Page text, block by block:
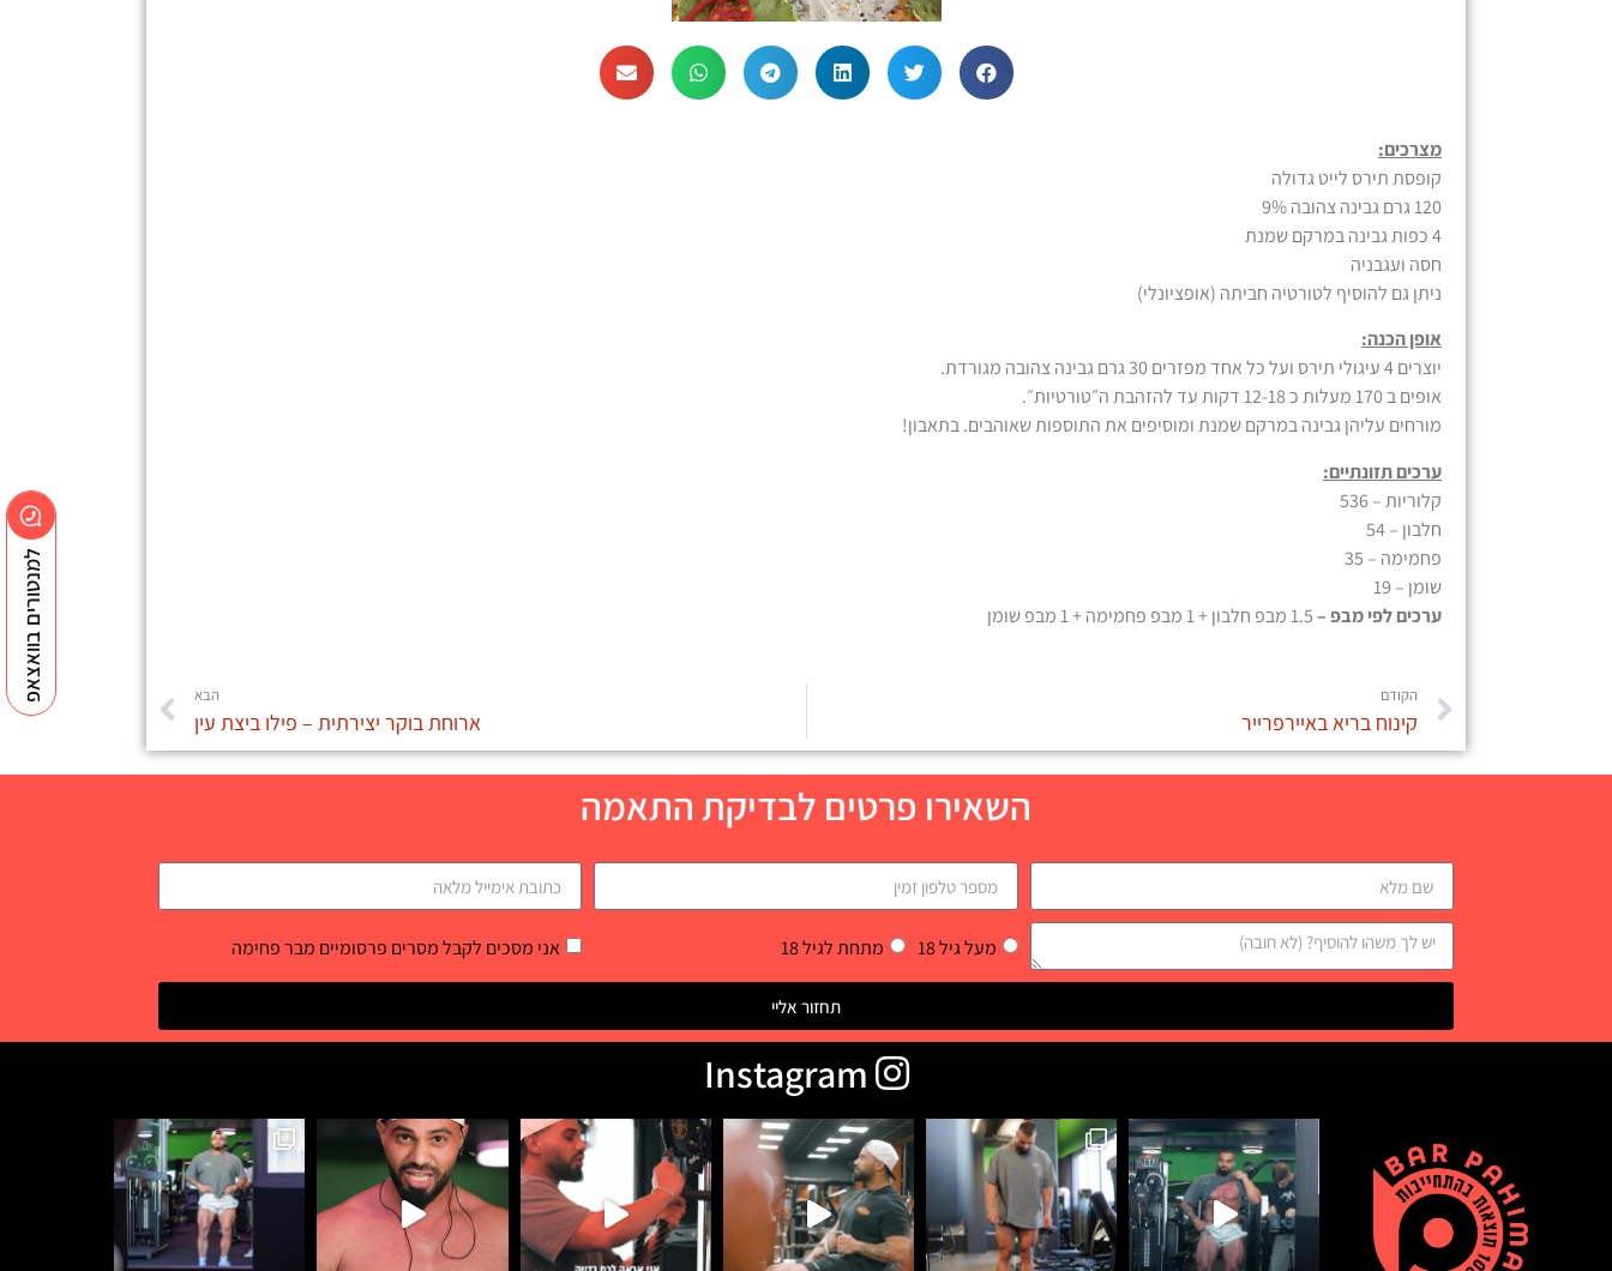
מצרכים:
קופסת תירס לייט גדולה
120 גרם גבינה צהובה 9%
4 כפות גבינה במרקם שמנת
חסה ועגבניה
ניתן גם להוסיף לטורטיה חביתה (אופציונלי)
אופן הכנה:
יוצרים 4 עיגולי תירס ועל כל אחד מפזרים 30 גרם גבינה צהובה מגורדת.
אופים ב 170 מעלות כ 12-18 דקות עד להזהבת ה״טורטיות״.
מורחים עליהן גבינה במרקם שמנת ומוסיפים את התוספות שאוהבים. בתאבון!
ערכים תזונתיים:
קלוריות – 536
חלבון – 54
פחמימה – 35
שומן – 19
ערכים לפי מבפ –1.5 מבפ חלבון + 1 מבפ פחמימה + 1 מבפ שומן
הקודם
קינוח בריא באיירפרייר
הבא
ארוחת בוקר יצירתית – פילו ביצת עין
השאירו פרטים לבדיקת התאמה
מעל גיל 18 מתחת לגיל 18 אני מסכים לקבל מסרים פרסומיים מבר פחימה
תחזור אליי
למנטורים בוואצאפ